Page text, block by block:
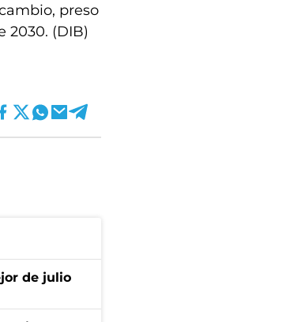
preso
2030. (DIB)
de julio